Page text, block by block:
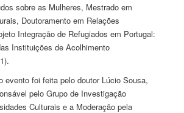
sobre as Mulheres, Mestrado em
Doutoramento em Relações
Integração de Refugiados em Portugal:
Instituições de Acolhimento
evento foi feita pelo doutor Lúcio Sousa,
pelo Grupo de Investigação
Culturais e a Moderação pela